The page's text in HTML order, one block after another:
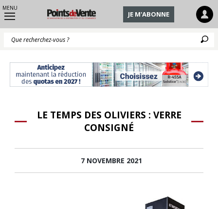
MENU
JE M'ABONNE
LE TEMPS DES OLIVIERS : VERRE
CONSIGNÉ
7 NOVEMBRE 2021